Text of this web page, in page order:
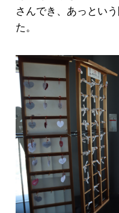
さんでき、あっとい
た。